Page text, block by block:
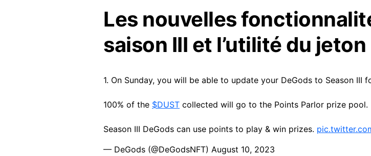
Les nouvelles
saison III et l’utilité du jeton
1. On Sunday, you will be able to update your DeGods to Season III
100% of the $DUST collected will go to the Points Parlor prize pool.
Season III DeGods can use points to play & win prizes.
— DeGods (@DeGodsNFT) August 10, 2023